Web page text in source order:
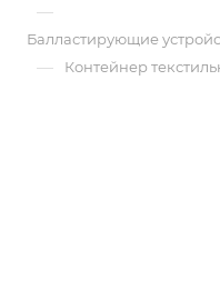
—
Балластирующие
— Контейнер